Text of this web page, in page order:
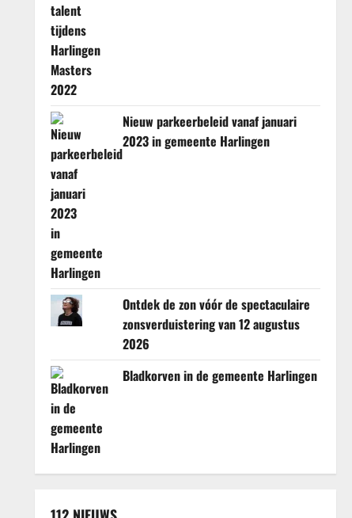
Nieuw parkeerbeleid vanaf januari
2023 in gemeente Harlingen
Ontdek de zon vóór de spectaculaire
zonsverduistering van 12 augustus
2026
Bladkorven in de gemeente Harlingen